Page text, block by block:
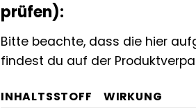
prüfen):
Bitte beachte, dass die hier
findest du auf der
INHALTSSTOFF
WIRKUNG